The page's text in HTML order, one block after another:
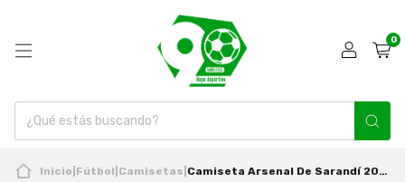
0
Inicio Fútbol Camisetas Camiseta Arsenal De Sarandí 2021/2022 Visita Original Lyon